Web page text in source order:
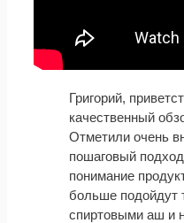
Григорий,
качественный
Отметили очень
пошаговый
понимание
больше подойдут
спиртовыми аш и